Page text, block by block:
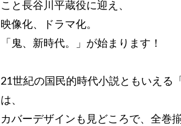
こと長谷川平蔵役に迎え、
映像化、ドラマ化。
「鬼、新時代。」が始まります！
21世紀の国民的時代小説ともいえる
は、
カバーデザインも見どころで、全巻